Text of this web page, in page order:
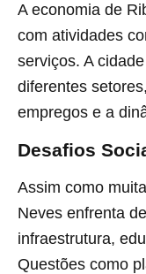
A economia de
com atividades
serviços. A
diferentes
empregos e a
Desafios
Assim como
Neves enfrenta
infraestrutura,
Questões como